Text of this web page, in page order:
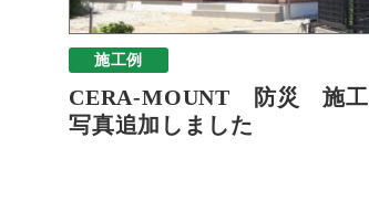
施工例
CERA-MOUNT 防災 施工
写真追加しました